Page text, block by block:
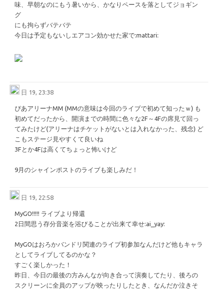
味、早朝なのにもう暑いから、かなりペースを落としてジョギン
グ
にも拘らずバテバテ
今日は予定もないしエアコン効かせた家で​:mattari:​
日 19, 23:38
ぴあアリーナMM (MMの意味は今回のライブで初めて知ったｗ) も
初めてだったから、開演までの時間に色々な2F～4Fの席見て回っ
てみたけど(アリーナはチケットがないとは入れなかった、残念) ど
こもステージ見やすくて良いね
3Fとか4Fは高くてちょっと怖いけど
9月のシャインポストのライブも楽しみだ！
日 19, 22:58
MyGO!!!!! ライブより帰還
2日間思う存分音楽を浴びることが出来て幸せ​:ai_yay:​
MyGOはおろかバンドリ関連のライブ初参加なんだけど他もキャラ
としてライブしてるのかな？
すごく楽しかった！
昨日、今日の最後の方みんなが向き合って演奏してたり、後ろの
スクリーンに全員のアップが映ったりしたとき、なんだか泣きそ